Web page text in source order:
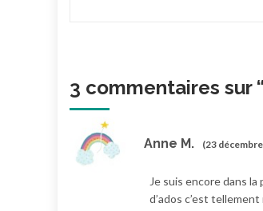
3 commentaires sur “
Anne M. (23
Je suis encore dans
d’ados c’est